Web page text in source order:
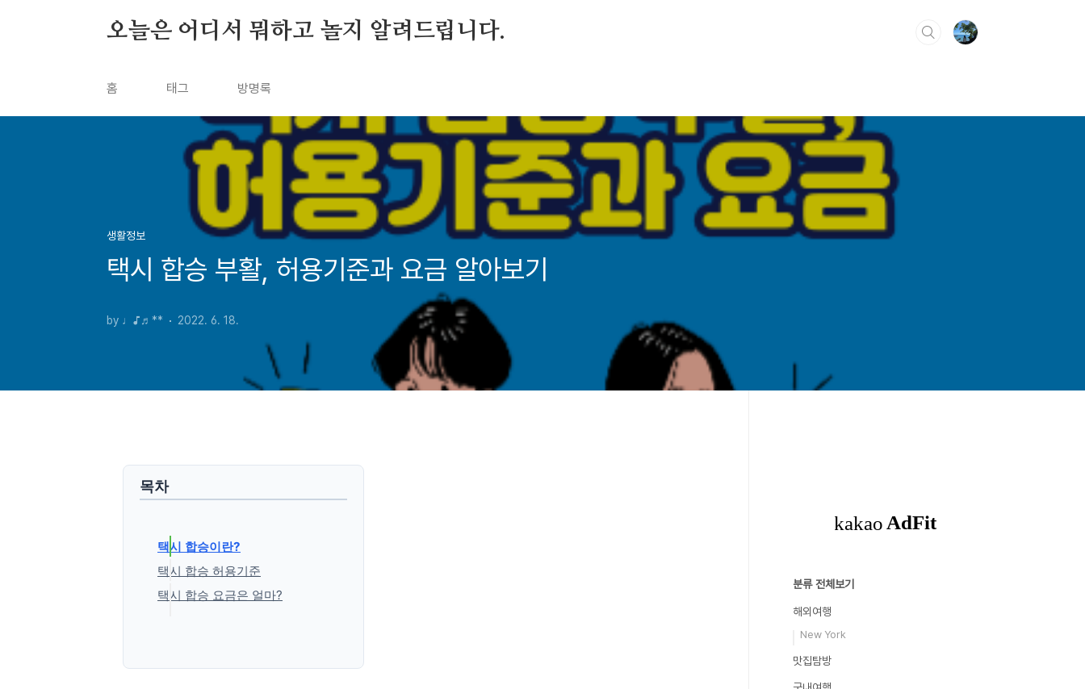
오늘은 어디서 뭐하고 놀지 알려드립니다.
홈 태그 방명록
생활정보
택시 합승 부활, 허용기준과 요금 알아보기
by ♩♪♬** 2022. 6. 18.
목차
택시 합승이란?
택시 합승 허용기준
택시 합승 요금은 얼마?
분류 전체보기
해외여행
New York
맛집탐방